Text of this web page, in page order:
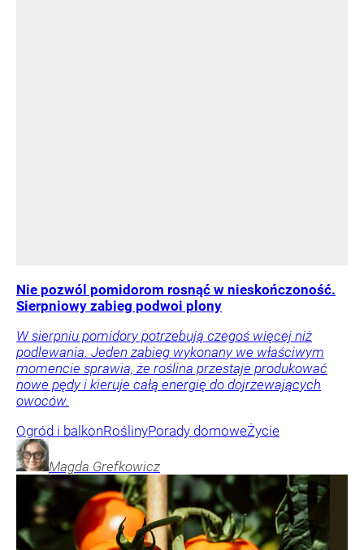
Nie pozwól pomidorom rosnąć w nieskończoność.
Sierpniowy zabieg podwoi plony
W sierpniu pomidory potrzebują czegoś więcej niż
podlewania. Jeden zabieg wykonany we właściwym
momencie sprawia, że roślina przestaje produkować
nowe pędy i kieruje całą energię do dojrzewających
owoców.
Ogród i balkonRoślinyPorady domoweŻycie
Magda Grefkowicz